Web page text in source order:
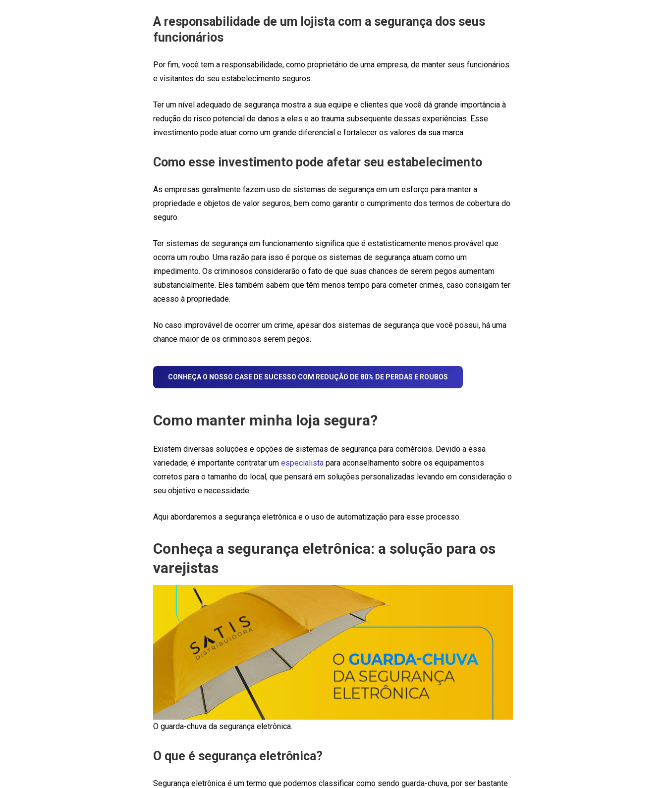
A responsabilidade de um lojista com a segurança dos seus
funcionários
Por fim, você tem a responsabilidade, como proprietário de uma empresa, de manter seus funcionários
e visitantes do seu estabelecimento seguros.
Ter um nível adequado de segurança mostra a sua equipe e clientes que você dá grande importância à
redução do risco potencial de danos a eles e ao trauma subsequente dessas experiências. Esse
investimento pode atuar como um grande diferencial e fortalecer os valores da sua marca.
Como esse investimento pode afetar seu estabelecimento
As empresas geralmente fazem uso de sistemas de segurança em um esforço para manter a
propriedade e objetos de valor seguros, bem como garantir o cumprimento dos termos de cobertura do
seguro.
Ter sistemas de segurança em funcionamento significa que é estatisticamente menos provável que
ocorra um roubo. Uma razão para isso é porque os sistemas de segurança atuam como um
impedimento. Os criminosos considerarão o fato de que suas chances de serem pegos aumentam
substancialmente. Eles também sabem que têm menos tempo para cometer crimes, caso consigam ter
acesso à propriedade.
No caso improvável de ocorrer um crime, apesar dos sistemas de segurança que você possui, há uma
chance maior de os criminosos serem pegos.
CONHEÇA O NOSSO CASE DE SUCESSO COM REDUÇÃO DE 80% DE PERDAS E ROUBOS
Como manter minha loja segura?
Existem diversas soluções e opções de sistemas de segurança para comércios. Devido a essa
variedade, é importante contratar um especialistapara aconselhamento sobre os equipamentos
corretos para o tamanho do local, que pensará em soluções personalizadas levando em consideração o
seu objetivo e necessidade.
Aqui abordaremos a segurança eletrônica e o uso de automatização para esse processo.
Conheça a segurança eletrônica: a solução para os
varejistas
O guarda-chuva da segurança eletrônica.
O que é segurança eletrônica?
Segurança eletrônica é um termo que podemos classificar como sendo guarda-chuva, por ser bastante